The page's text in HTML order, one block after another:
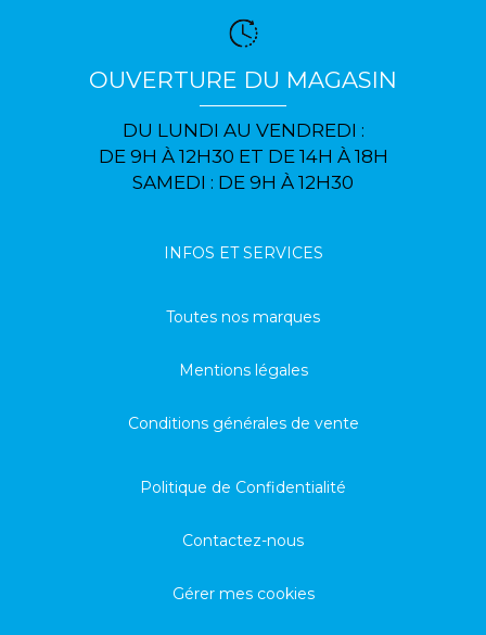
OUVERTURE DU MAGASIN
DU LUNDI AU VENDREDI :
DE 9H À 12H30 ET DE 14H À 18H
SAMEDI : DE 9H À 12H30
INFOS ET SERVICES
Toutes nos marques
Mentions légales
Conditions générales de vente
Politique de Confidentialité
Contactez-nous
Gérer mes cookies